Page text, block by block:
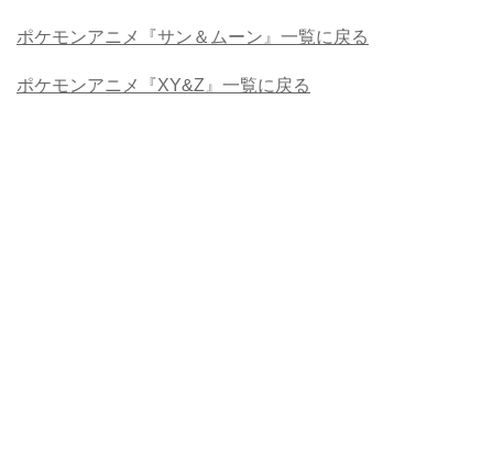
ポケモンアニメ『サン＆ムーン』一覧に戻る
ポケモンアニメ『XY&Z』一覧に戻る